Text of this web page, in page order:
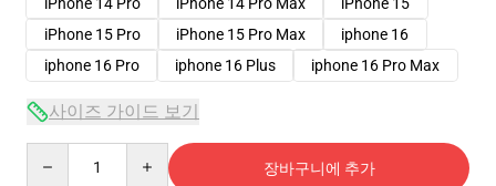
iPhone 15 Pro
iPhone 15 Pro Max
iphone 16
iphone 16 Pro
iphone 16 Plus iphone 16 Pro Max
사이즈 가이드 보기
장바구니에 추가